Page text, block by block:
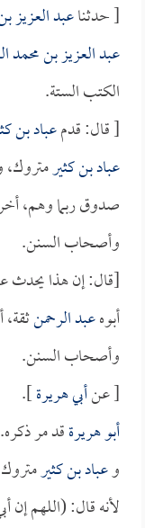
[ حدثناعبد العزيز
عبد العزيز بن محمد
الكتب الستة.
[ قال: قدمعباد بن
عباد بن كثير
صدوق ربما وهم،
وأصحاب السنن.
[قال: إن هذا يحدث
أبوهعبد الرحمن
وأصحاب السنن.
[ عنأبي هريرة].
أبو هريرةقد مر ذكره.
وعباد بن كثير
لأنه قال: (اللهم